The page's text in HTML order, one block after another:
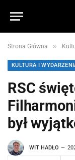
Strona Główna »
KULTURA I
RSC
był
WIT HADŁO